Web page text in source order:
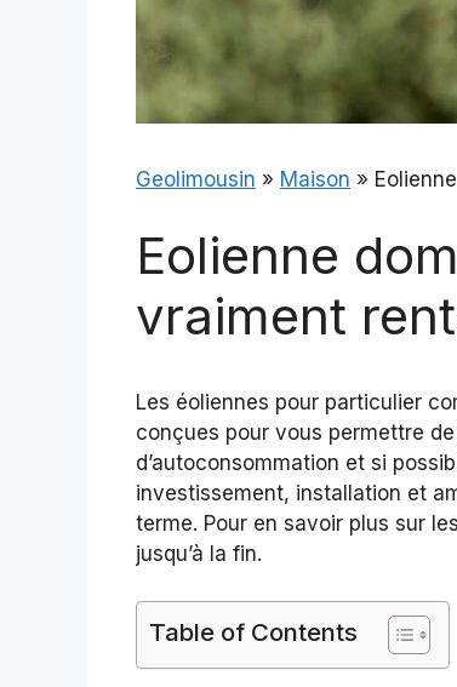
Geolimousin » Maison »
Eolienne
vraiment
Les éoliennes pour particulier
conçues pour vous permettre de
d’autoconsommation et si
investissement, installation et
terme. Pour en savoir plus sur
jusqu’à la fin.
Table of Contents